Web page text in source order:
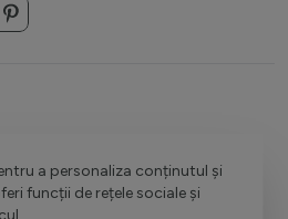
a personaliza conținutul și
funcții de rețele sociale și